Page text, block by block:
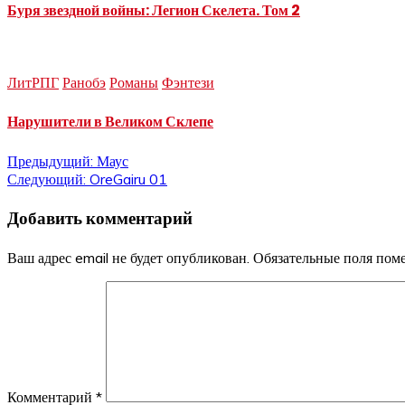
Буря звездной войны: Легион Скелета. Том 2
ЛитРПГ Ранобэ Романы Фэнтези
Нарушители в Великом Склепе
Навигация
записям
Предыдущий: Маус
Следующий: OreGairu 01
Добавить комментарий
Ваш адрес email не будет опубликован. Обязательные поля
Комментарий *